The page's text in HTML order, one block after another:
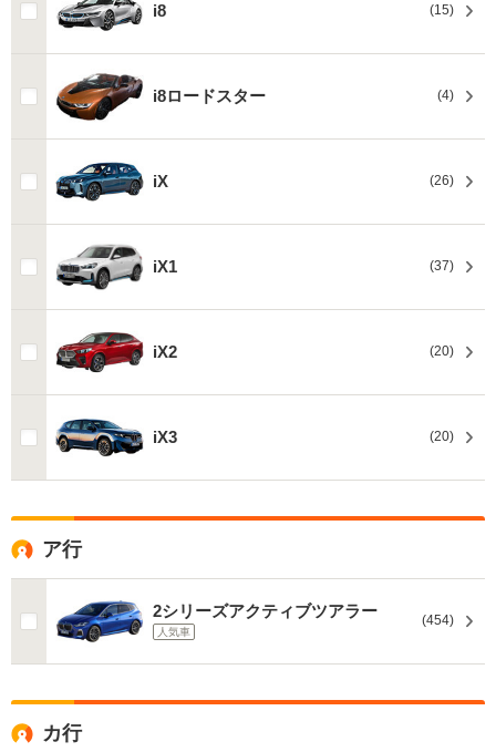
i8 (15)
i8ロードスター (4)
iX (26)
iX1 (37)
iX2 (20)
iX3 (20)
ア行
2シリーズアクティブツアラー
人気車
(454)
カ行